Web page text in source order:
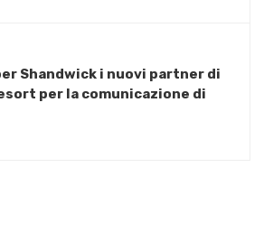
Shandwick i nuovi partner di
per la comunicazione di